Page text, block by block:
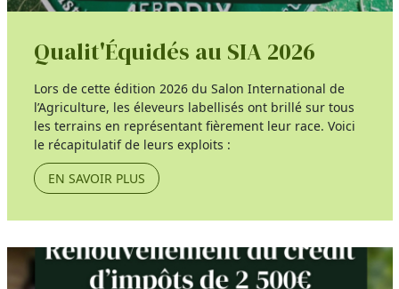
Qualit'Équidés au SIA 2026
Lors de cette édition 2026 du Salon International de
l’Agriculture, les éleveurs labellisés ont brillé sur tous
les terrains en représentant fièrement leur race. Voici
le récapitulatif de leurs exploits :
EN SAVOIR PLUS